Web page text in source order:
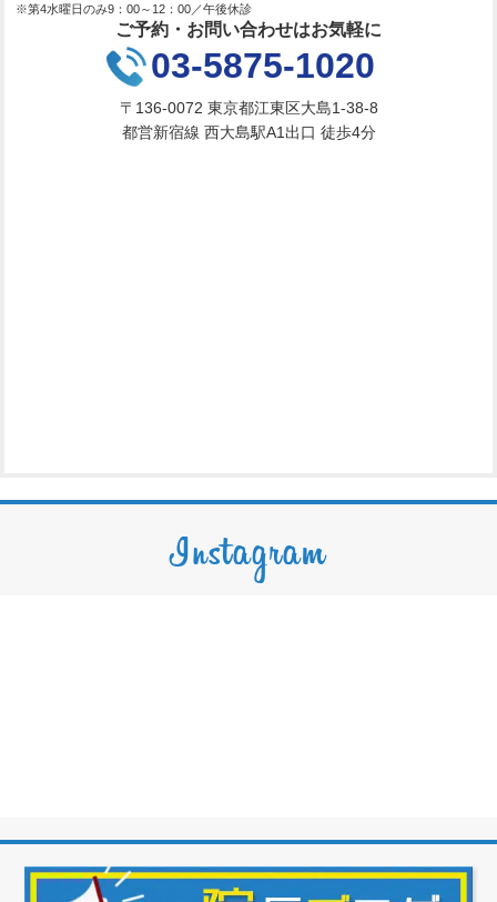
※第4水曜日のみ9：00～12：00／午後休診
ご予約・お問い合わせはお気軽に
03-5875-1020
〒136-0072 東京都江東区大島1-38-8
都営新宿線 西大島駅A1出口 徒歩4分
Instagram